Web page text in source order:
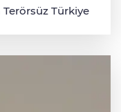
Terörsüz Türkiye